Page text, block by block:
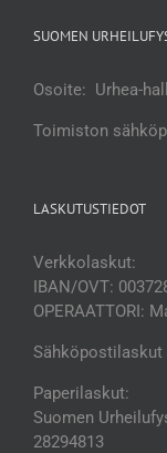
SUOMEN
Osoite: Urhea-
Toimiston
LASKUTUSTIEDOT
Verkkolaskut:
IBAN/OVT:
OPERAATTORI:
Sähköpostilaskut
Paperilaskut:
Suomen
28294813